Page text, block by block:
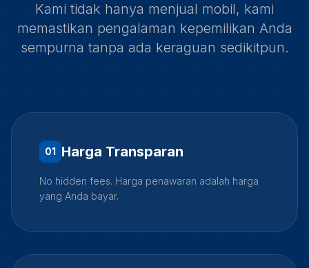
Kami tidak hanya menjual mobil, kami
memastikan pengalaman kepemilikan Anda
sempurna tanpa ada keraguan sedikitpun.
01 Harga Transparan
No hidden fees. Harga penawaran adalah harga
yang Anda bayar.